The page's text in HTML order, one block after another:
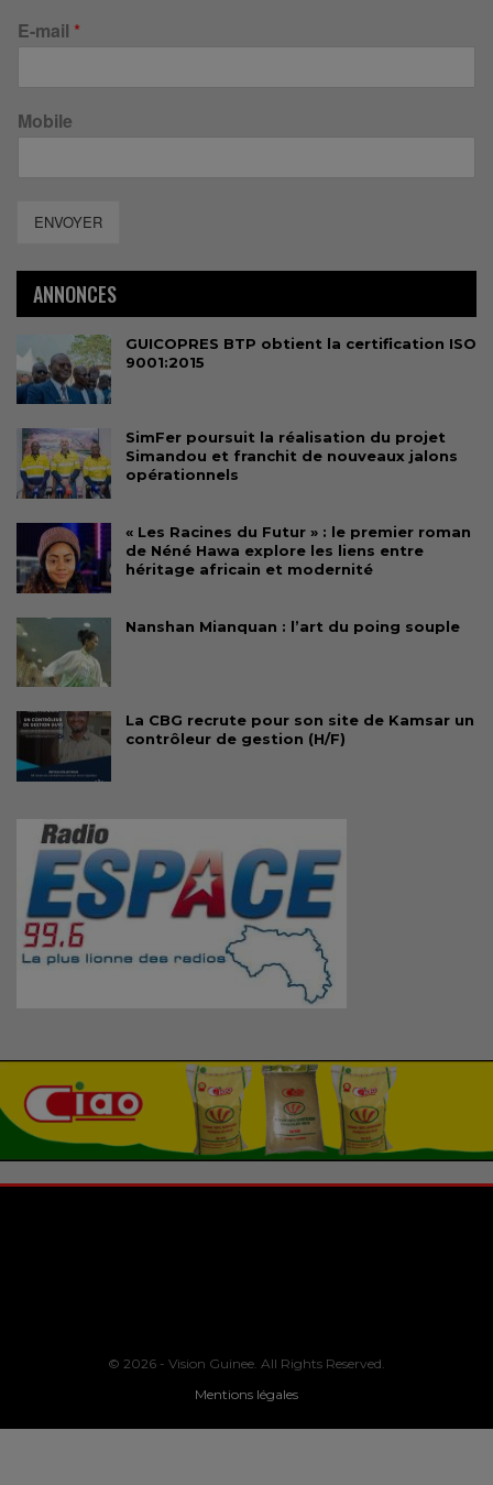
E-mail *
Mobile
ENVOYER
ANNONCES
GUICOPRES BTP obtient la certification ISO
9001:2015
SimFer poursuit la réalisation du projet
Simandou et franchit de nouveaux jalons
opérationnels
« Les Racines du Futur » : le premier roman
de Néné Hawa explore les liens entre
héritage africain et modernité
Nanshan Mianquan : l’art du poing souple
La CBG recrute pour son site de Kamsar un
contrôleur de gestion (H/F)
© 2026 - Vision Guinee. All Rights Reserved.
Mentions légales